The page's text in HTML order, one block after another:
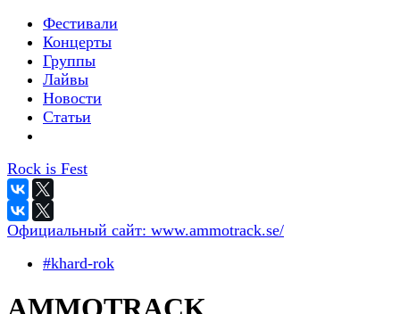
Фестивали
Концерты
Группы
Лайвы
Новости
Статьи
Rock is Fest
Официальный сайт: www.ammotrack.se/
#khard-rok